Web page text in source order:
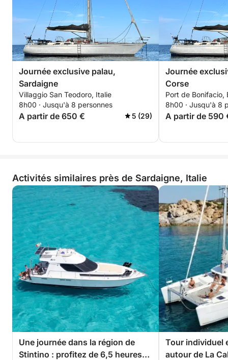
ensemble votre sortie et définir les détails selon vos
envies !
Journée exclusive palau,
Sardaigne
Villaggio San Teodoro, Italie
8h00 · Jusqu'à 8 personnes
A partir de 650 € 5 (29)
Journée
Corse
Port de Bonifacio,
8h00 · Jusqu'à 8
A partir de 590
Activités similaires près de Sardaigne, Italie
Une journée dans la région de
Stintino : profitez de 6,5 heures
Tour individuel
autour de La